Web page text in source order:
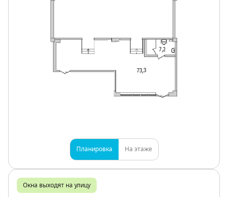
Планировка На этаже
Окна выходят на улицу